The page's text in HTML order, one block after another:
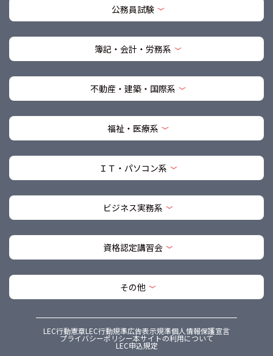
公務員試験
簿記・会計・労務系
不動産・建築・国際系
福祉・医療系
ＩＴ・パソコン系
ビジネス実務系
資格認定講習会
その他
LEC行動憲章LEC行動規準広告表示規準個人情報保護宣言
プライバシーポリシー本サイトの利用について
LEC申込規定